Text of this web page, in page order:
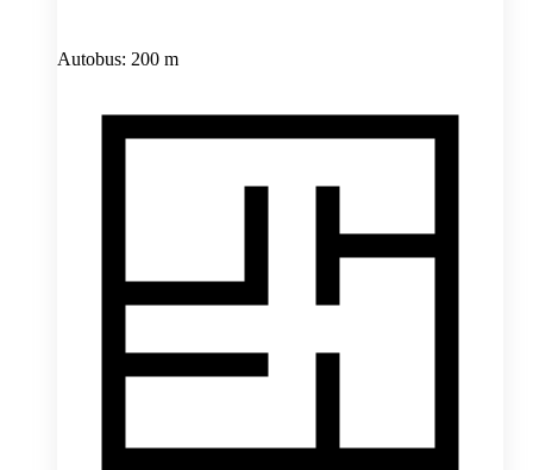
Autobus: 200 m